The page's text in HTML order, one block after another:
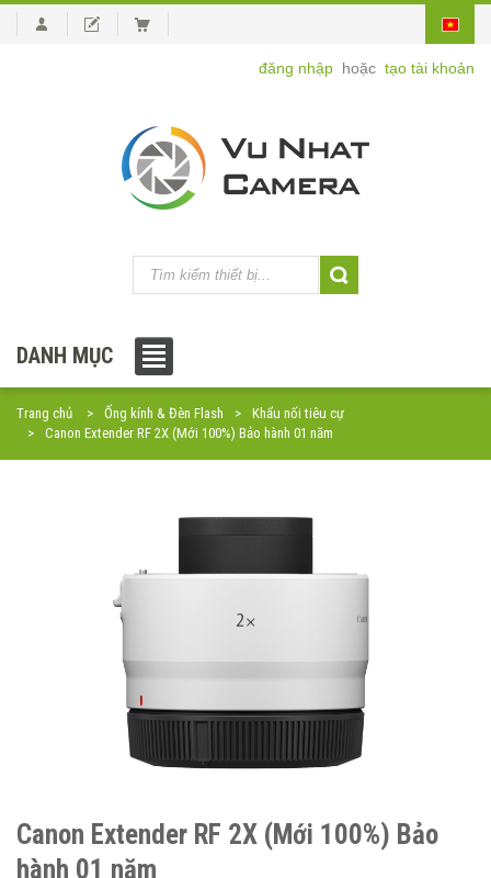
đăng nhập hoặc tạo tài khoản
DANH MỤC
Trang chủ Ống kính & Đèn Flash
Khẩu nối tiêu cự
Canon Extender RF 2X (Mới 100%) Bảo hành 01 năm
Canon Extender RF 2X (Mới 100%) Bảo
hành 01 năm